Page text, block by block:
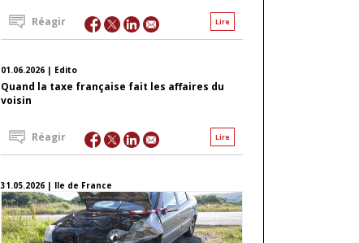
Lire
Réagir
01.06.2026 | Edito
Quand la taxe française fait les affaires du
voisin
Lire
Réagir
31.05.2026 | Ile de France